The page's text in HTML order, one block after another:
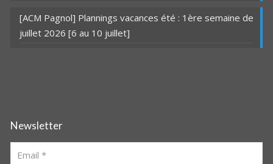
[ACM Pagnol] Plannings vacances été : 1ère semaine de
juillet 2026 [6 au 10 juillet]
Newsletter